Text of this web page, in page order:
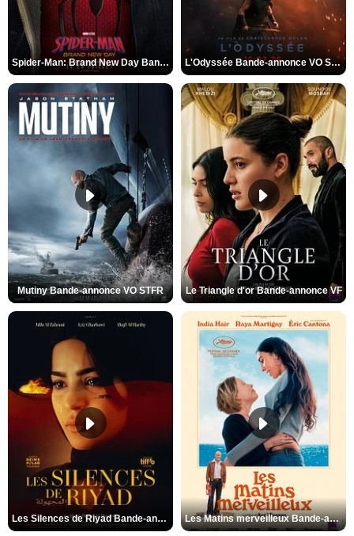
Spider-Man: Brand New Day Bande-annonce VO STFR L'Odyssée Bande-annonce VO STFR
Mutiny Bande-annonce VO STFR Le Triangle d'or Bande-annonce VF
Les Silences de Riyad Bande-annonce VO STFR Les Matins merveilleux Bande-annonce VF